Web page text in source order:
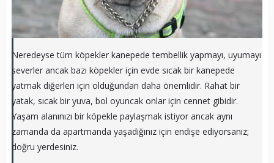
Neredeyse tüm köpekler kanepede tembellik yapmayı, uyumayı
severler ancak bazı köpekler için evde sıcak bir kanepede
yatmak diğerleri için olduğundan daha önemlidir. Rahat bir
yatak, sıcak bir yuva, bol oyuncak onlar için cennet gibidir.
Yaşam alanınızı bir köpekle paylaşmak istiyor ancak aynı
zamanda da apartmanda yaşadığınız için endişe ediyorsanız;
doğru yerdesiniz.